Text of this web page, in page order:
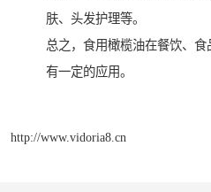
肤、头发护理等。
总之，食用橄榄油在餐饮、
有一定的应用。
http://www.vidoria8.cn